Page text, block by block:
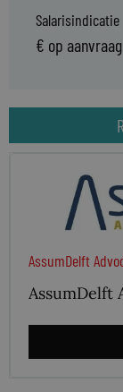
Salarisindicatie
€ op aanvraag
AssumDelft
AssumDelft